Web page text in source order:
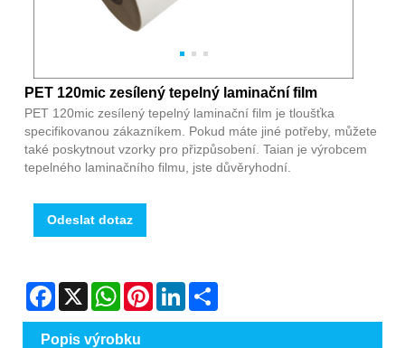
PET 120mic zesílený tepelný laminační film
PET 120mic zesílený tepelný laminační film je tloušťka
specifikovanou zákazníkem. Pokud máte jiné potřeby, můžete
také poskytnout vzorky pro přizpůsobení. Taian je výrobcem
tepelného laminačního filmu, jste důvěryhodní.
Odeslat dotaz
Facebook
X WhatsAppPinterestLinkedIn
Popis výrobku